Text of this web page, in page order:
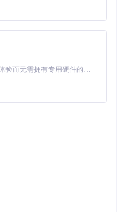
试中，3节点集群的抢票
基于Python的Xiaozhi AI，适用于想要完整Xiaozhi体验而无需拥有专用硬件的用户。